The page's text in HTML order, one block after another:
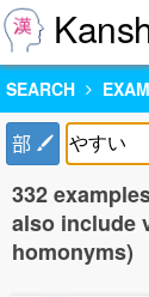
SEARCH
部
332
also include
homonyms)